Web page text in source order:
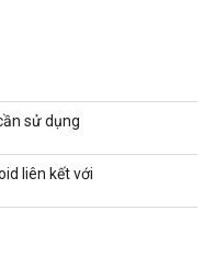
sử dụng
liên kết với